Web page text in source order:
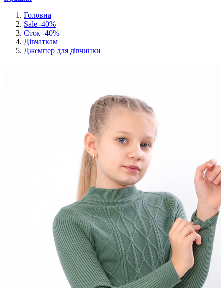
Головна
Sale -40%
Сток -40%
Дівчаткам
Джемпер для дівчинки